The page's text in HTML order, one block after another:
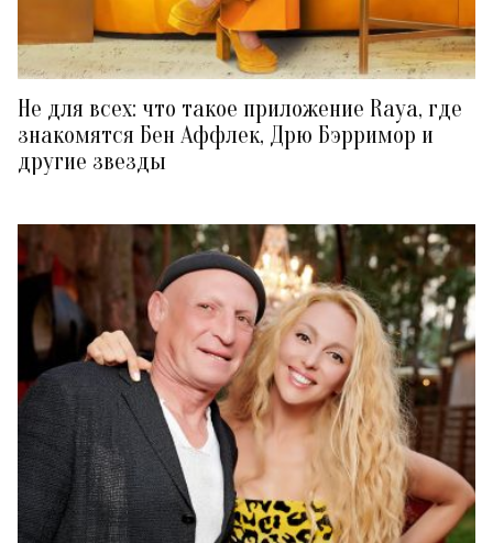
Не для всех: что такое приложение Raya, где
знакомятся Бен Аффлек, Дрю Бэрримор и
другие звезды